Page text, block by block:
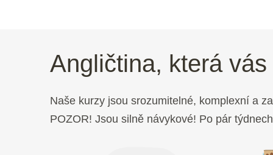
Angličtina, která
Naše kurzy jsou srozumitelné, komplexní a
POZOR! Jsou silně návykové! Po pár